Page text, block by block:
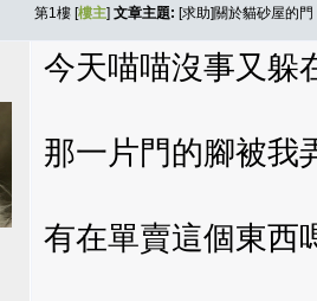
第1樓 [樓主] 文章主題: [求助]關於貓砂屋的門
今天喵喵沒事又躲
那一片門的腳被我
有在單賣這個東西